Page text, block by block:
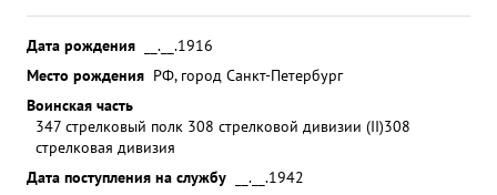
Дата рождения
__.__.1916
Место рождения РФ, город Санкт-Петербург
Воинская часть
347 стрелковый полк 308 стрелковой дивизии (II)308
стрелковая дивизия
Дата поступления на службу
__.__.1942